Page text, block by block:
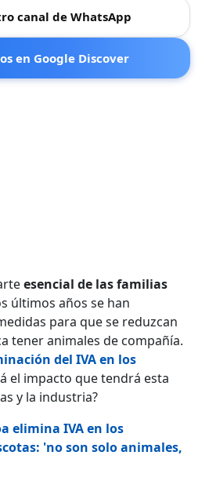
canal de WhatsApp
en Google Discover
esencial de las familias
últimos años se han
para que se reduzcan
tener animales de compañía.
del IVA en los
el impacto que tendrá esta
y la industria?
elimina IVA en los
'no son solo animales,